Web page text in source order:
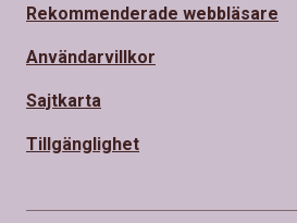
Rekommenderade webbläsare
Användarvillkor
Sajtkarta
Tillgänglighet